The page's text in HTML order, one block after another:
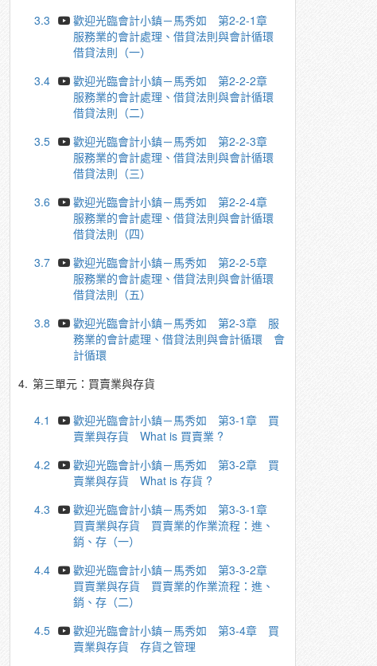
3.3
歡迎光臨會計小鎮－馬秀如 第2-2-1章
服務業的會計處理、借貸法則與會計循環
借貸法則（一）
3.4
歡迎光臨會計小鎮－馬秀如 第2-2-2章
服務業的會計處理、借貸法則與會計循環
借貸法則（二）
3.5
歡迎光臨會計小鎮－馬秀如 第2-2-3章
服務業的會計處理、借貸法則與會計循環
借貸法則（三）
3.6
歡迎光臨會計小鎮－馬秀如 第2-2-4章
服務業的會計處理、借貸法則與會計循環
借貸法則（四）
3.7
歡迎光臨會計小鎮－馬秀如 第2-2-5章
服務業的會計處理、借貸法則與會計循環
借貸法則（五）
3.8
歡迎光臨會計小鎮－馬秀如 第2-3章 服
務業的會計處理、借貸法則與會計循環 會
計循環
4. 第三單元：買賣業與存貨
4.1
歡迎光臨會計小鎮－馬秀如 第3-1章 買
賣業與存貨 What is 買賣業 ?
4.2
歡迎光臨會計小鎮－馬秀如 第3-2章 買
賣業與存貨 What is 存貨 ?
4.3
歡迎光臨會計小鎮－馬秀如 第3-3-1章
買賣業與存貨 買賣業的作業流程：進、
銷、存（一）
4.4
歡迎光臨會計小鎮－馬秀如 第3-3-2章
買賣業與存貨 買賣業的作業流程：進、
銷、存（二）
4.5
歡迎光臨會計小鎮－馬秀如 第3-4章 買
賣業與存貨 存貨之管理